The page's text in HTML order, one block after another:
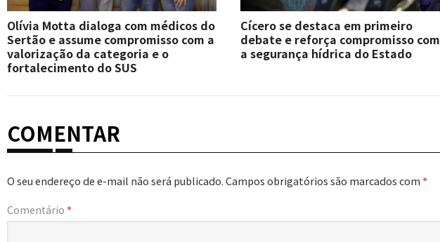
Olívia Motta dialoga com médicos do
Sertão e assume compromisso com a
valorização da categoria e o
fortalecimento do SUS
Cícero se destaca em primeiro
debate e reforça compromisso com
a segurança hídrica do Estado
COMENTAR
O seu endereço de e-mail não será publicado.Campos obrigatórios são marcados com*
Comentário *